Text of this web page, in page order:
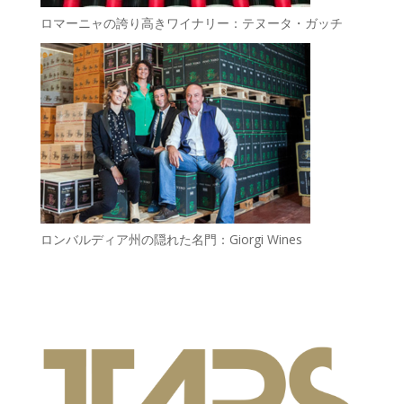
ロマーニャの誇り高きワイナリー：テヌータ・ガッチ
ロンバルディア州の隠れた名門：Giorgi Wines